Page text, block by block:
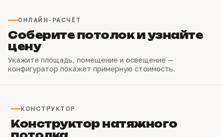
ОНЛАЙН-РАСЧЁТ
Соберите потолок и узнайте
цену
Укажите площадь, помещение и освещение —
конфигуратор покажет примерную стоимость.
КОНСТРУКТОР
Конструктор натяжного